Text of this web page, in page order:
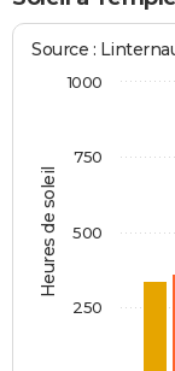
Heures de soleil
Source :
1000
250
500
750